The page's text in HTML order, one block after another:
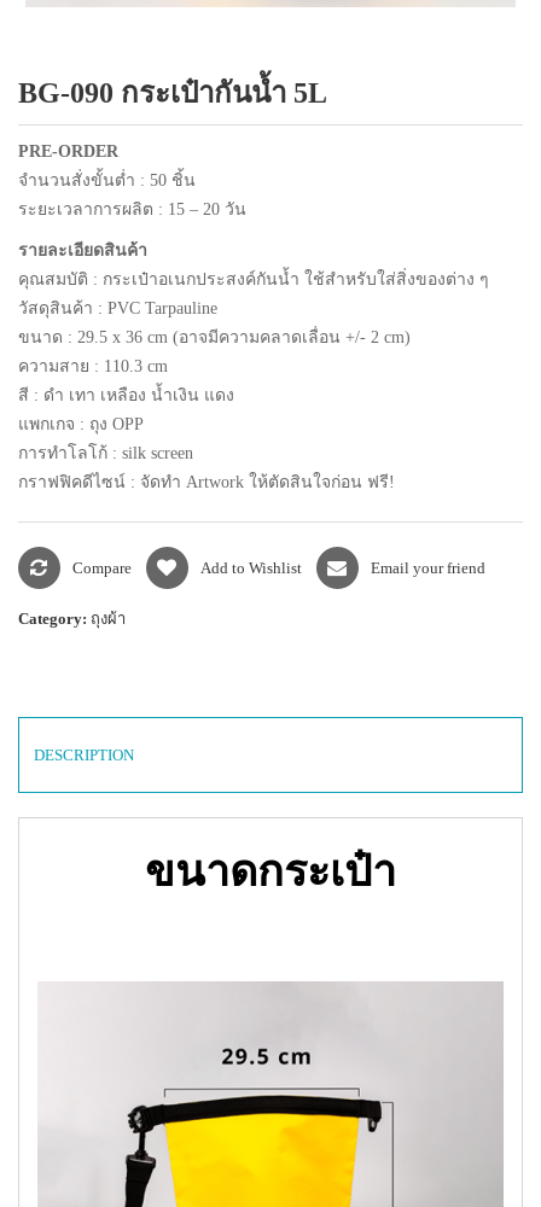
แพคเกจปากกา
BG-090 กระเป๋ากันน้ำ 5L
PRE-ORDER
จำนวนสั่งขั้นต่ำ : 50 ชิ้น
ระยะเวลาการผลิต : 15 – 20 วัน
รายละเอียดสินค้า
คุณสมบัติ : กระเป๋าอเนกประสงค์กันน้ำ ใช้สำหรับใส่สิ่งของต่าง ๆ
วัสดุสินค้า : PVC Tarpauline
ขนาด : 29.5 x 36 cm (อาจมีความคลาดเลื่อน +/- 2 cm)
ความสาย : 110.3 cm
สี : ดำ เทา เหลือง น้ำเงิน แดง
แพกเกจ : ถุง OPP
การทำโลโก้ : silk screen
กราฟฟิคดีไซน์ : จัดทำ Artwork ให้ตัดสินใจก่อน ฟรี!
Compare Add to Wishlist Email your friend
Category: ถุงผ้า
DESCRIPTION
ขนาดกระเป๋า